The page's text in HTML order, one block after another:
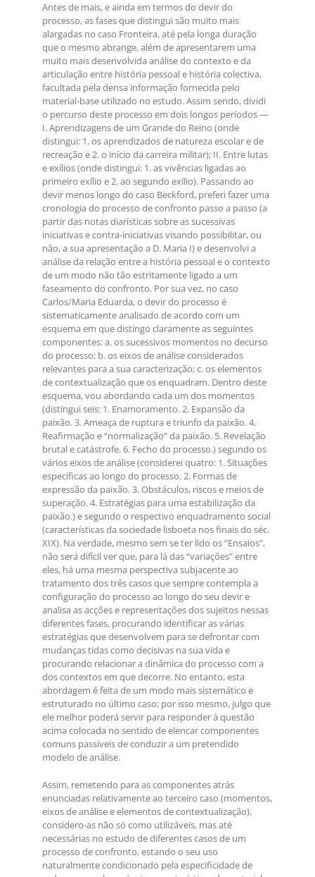
Antes de mais, e ainda em termos do devir do
processo, as fases que distingui são muito mais
alargadas no caso Fronteira, até pela longa duração
que o mesmo abrange, além de apresentarem uma
muito mais desenvolvida análise do contexto e da
articulação entre história pessoal e história colectiva,
facultada pela densa informação fornecida pelo
material-base utilizado no estudo. Assim sendo, dividi
o percurso deste processo em dois longos períodos —
I. Aprendizagens de um Grande do Reino (onde
distingui: 1. os aprendizados de natureza escolar e de
recreação e 2. o início da carreira militar); II. Entre lutas
e exílios (onde distingui: 1. as vivências ligadas ao
primeiro exílio e 2. ao segundo exílio). Passando ao
devir menos longo do caso Beckford, preferi fazer uma
cronologia do processo de confronto passo a passo (a
partir das notas diarísticas sobre as sucessivas
iniciativas e contra-iniciativas visando possibilitar, ou
não, a sua apresentação a D. Maria I) e desenvolvi a
análise da relação entre a história pessoal e o contexto
de um modo não tão estritamente ligado a um
faseamento do confronto. Por sua vez, no caso
Carlos/Maria Eduarda, o devir do processo é
sistematicamente analisado de acordo com um
esquema em que distingo claramente as seguintes
componentes: a. os sucessivos momentos no decurso
do processo; b. os eixos de análise considerados
relevantes para a sua caracterização; c. os elementos
de contextualização que os enquadram. Dentro deste
esquema, vou abordando cada um dos momentos
(distingui seis: 1. Enamoramento. 2. Expansão da
paixão. 3. Ameaça de ruptura e triunfo da paixão. 4.
Reafirmação e “normalização” da paixão. 5. Revelação
brutal e catástrofe. 6. Fecho do processo.) segundo os
vários eixos de análise (considerei quatro: 1. Situações
específicas ao longo do processo. 2. Formas de
expressão da paixão. 3. Obstáculos, riscos e meios de
superação. 4. Estratégias para uma estabilização da
paixão.) e segundo o respectivo enquadramento social
(características da sociedade lisboeta nos finais do séc.
XIX). Na verdade, mesmo sem se ter lido os “Ensaios”,
não será difícil ver que, para lá das “variações” entre
eles, há uma mesma perspectiva subjacente ao
tratamento dos três casos que sempre contempla a
configuração do processo ao longo do seu devir e
analisa as acções e representações dos sujeitos nessas
diferentes fases, procurando identificar as várias
estratégias que desenvolvem para se defrontar com
mudanças tidas como decisivas na sua vida e
procurando relacionar a dinâmica do processo com a
dos contextos em que decorre. No entanto, esta
abordagem é feita de um modo mais sistemático e
estruturado no último caso; por isso mesmo, julgo que
ele melhor poderá servir para responder à questão
acima colocada no sentido de elencar componentes
comuns passíveis de conduzir a um pretendido
modelo de análise.
Assim, remetendo para as componentes atrás
enunciadas relativamente ao terceiro caso (momentos,
eixos de análise e elementos de contextualização),
considero-as não só como utilizáveis, mas até
necessárias no estudo de diferentes casos de um
processo de confronto, estando o seu uso
naturalmente condicionado pela especificidade de